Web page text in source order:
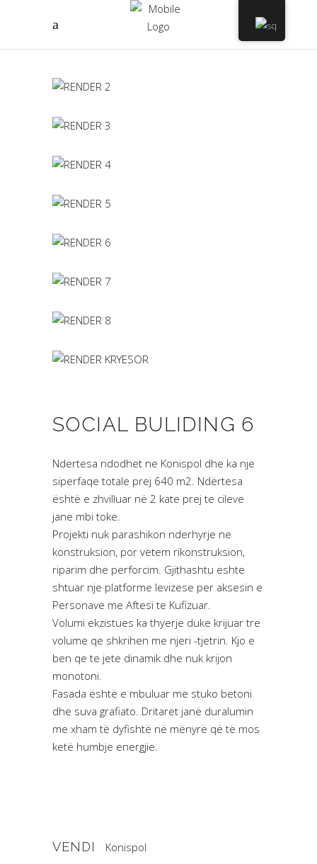
SOCIAL BULIDING 6
Ndërtesa ndodhet ne Konispol dhe ka nje
siperfaqe totale prej 640 m2. Ndërtesa
është e zhvilluar në 2 kate prej te cileve
jane mbi toke.
Projekti nuk parashikon nderhyrje ne
konstruksion, por vetem rikonstruksion,
riparim dhe perforcim. Gjithashtu eshte
shtuar nje platforme levizese per aksesin e
Personave me Aftesi te Kufizuar.
Volumi ekzistues ka thyerje duke krijuar tre
volume qe shkrihen me njeri -tjetrin. Kjo e
ben qe te jete dinamik dhe nuk krijon
monotoni.
Fasada është e mbuluar me stuko betoni
dhe suva grafiato. Dritaret janë duralumin
me xham të dyfishtë në mënyrë që të mos
ketë humbje energjie.
VENDI Konispol